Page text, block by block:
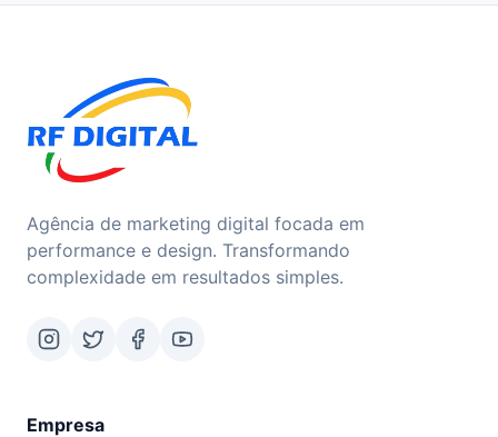
Agência de marketing digital focada em
performance e design. Transformando
complexidade em resultados simples.
Empresa